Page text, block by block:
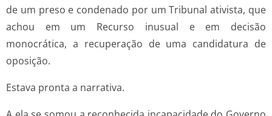
de um preso e condenado por um Tribunal ativista, que
achou em um Recurso inusual e em decisão
monocrática, a recuperação de uma candidatura de
oposição.
Estava pronta a narrativa.